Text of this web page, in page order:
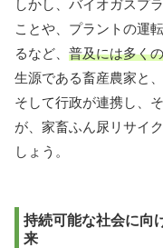
しかし、バイオガスプ
ことや、プラントの運
るなど、 普及には多く
生源である畜産農家と
そして行政が連携し、
が、家畜ふん尿リサイ
しょう。
持続可能な社会に向
来